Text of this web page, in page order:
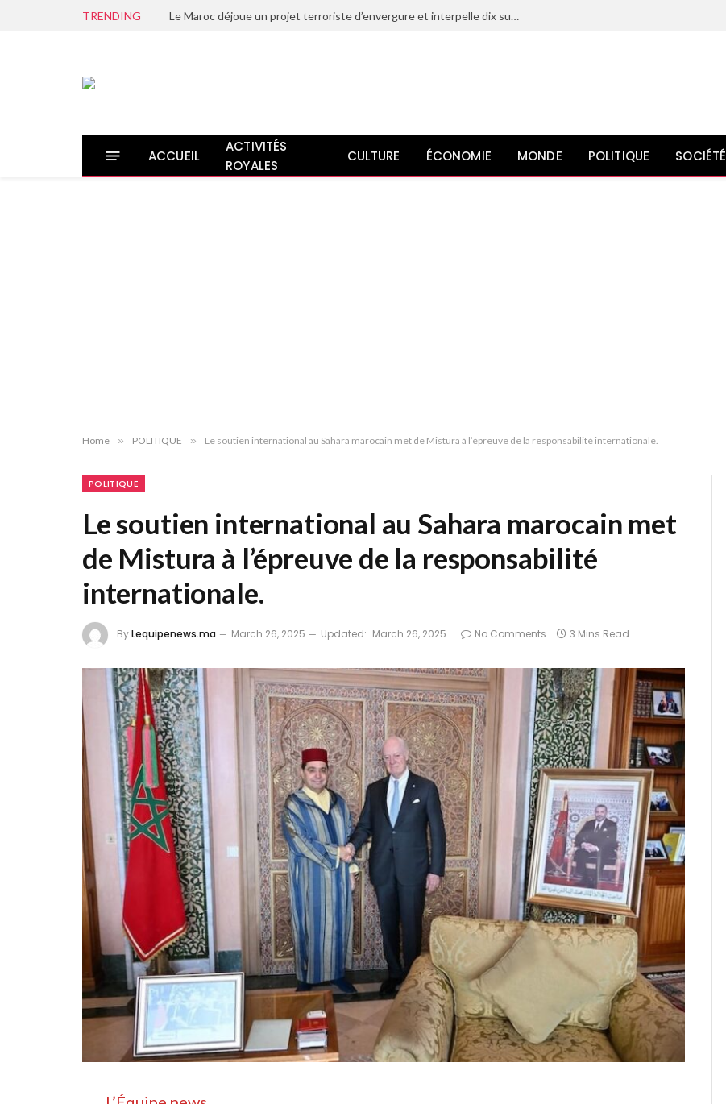
TRENDING Le Maroc déjoue un projet terroriste d’envergure et interpelle dix suspects liés à l’organisation État islamique
ACCUEIL
ACTIVITÉS
ROYALES
CULTURE ÉCONOMIE MONDE POLITIQUE SOCIÉTÉ
Home » POLITIQUE » Le soutien international au Sahara marocain met de Mistura à l’épreuve de la responsabilité internationale.
POLITIQUE
Le soutien international au Sahara marocain met
de Mistura à l’épreuve de la responsabilité
internationale.
ByLequipenews.ma March 26, 2025 Updated: March 26, 2025 No Comments 3 Mins Read